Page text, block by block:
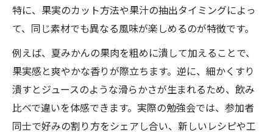
特に、果実のカット方法や果汁の抽出タイミングによっ
て、同じ素材でも異なる風味が楽しめるのが特徴です。
例えば、夏みかんの果肉を粗めに潰して加えることで、
果実感と爽やかな香りが際立ちます。逆に、細かくすり
潰すとジュースのような滑らかさが生まれるため、飲み
比べで違いを体感できます。実際の勉強会では、参加者
同士で好みの割り方をシェアし合い、新しいレシピや工